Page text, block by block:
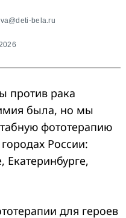
bela.ru
против рака
была, но мы
фототерапию
России:
Екатеринбурге,
для героев